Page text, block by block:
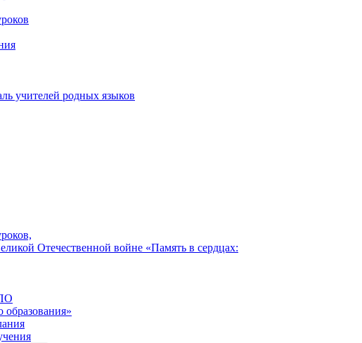
учителей родных языков
Отечественной войне «Память в сердцах: